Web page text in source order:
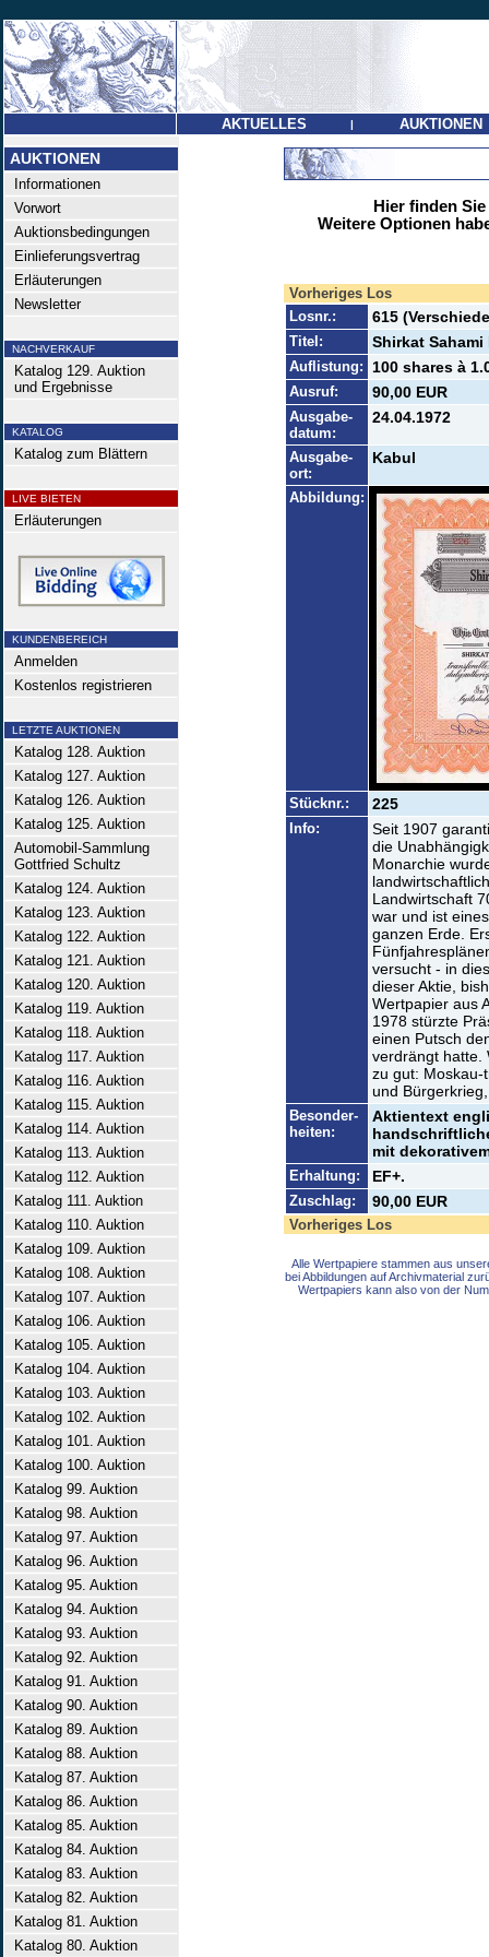
AKTUELLES | AUKTIONEN
AUKTIONEN
Informationen
Vorwort
Auktionsbedingungen
Einlieferungsvertrag
Erläuterungen
Newsletter
NACHVERKAUF
Katalog 129. Auktion
und Ergebnisse
KATALOG
Katalog zum Blättern
LIVE BIETEN
Erläuterungen
KUNDENBEREICH
Anmelden
Kostenlos registrieren
LETZTE AUKTIONEN
Katalog 128. Auktion
Katalog 127. Auktion
Katalog 126. Auktion
Katalog 125. Auktion
Automobil-Sammlung
Gottfried Schultz
Katalog 124. Auktion
Katalog 123. Auktion
Katalog 122. Auktion
Katalog 121. Auktion
Katalog 120. Auktion
Katalog 119. Auktion
Katalog 118. Auktion
Katalog 117. Auktion
Katalog 116. Auktion
Katalog 115. Auktion
Katalog 114. Auktion
Katalog 113. Auktion
Katalog 112. Auktion
Katalog 111. Auktion
Katalog 110. Auktion
Katalog 109. Auktion
Katalog 108. Auktion
Katalog 107. Auktion
Katalog 106. Auktion
Katalog 105. Auktion
Katalog 104. Auktion
Katalog 103. Auktion
Katalog 102. Auktion
Katalog 101. Auktion
Katalog 100. Auktion
Katalog 99. Auktion
Katalog 98. Auktion
Katalog 97. Auktion
Katalog 96. Auktion
Katalog 95. Auktion
Katalog 94. Auktion
Katalog 93. Auktion
Katalog 92. Auktion
Katalog 91. Auktion
Katalog 90. Auktion
Katalog 89. Auktion
Katalog 88. Auktion
Katalog 87. Auktion
Katalog 86. Auktion
Katalog 85. Auktion
Katalog 84. Auktion
Katalog 83. Auktion
Katalog 82. Auktion
Katalog 81. Auktion
Katalog 80. Auktion
Hier finden
Weitere Optionen
Vorheriges Los
Losnr.:
615
Titel: Shirkat
Auflistung: 100 shares à
Ausruf: 90,00 EUR
Ausgabe-
datum:
24.04.1972
Ausgabe-
ort:
Kabul
Abbildung:
Stücknr.: 225
Info:
Seit 1907
die
Monarchie
Landwirtschaft
war und ist
ganzen Erde.
versucht - in
dieser Aktie,
Wertpapier aus
1978 stürzte
einen Putsch
verdrängt hatte.
zu gut: Moskau-
und
Besonder-
heiten:
Aktientext
mit
Erhaltung: EF+.
Zuschlag: 90,00 EUR
Vorheriges Los
Alle Wertpapiere stammen aus
bei Abbildungen auf Archivmaterial
Wertpapiers kann also von der